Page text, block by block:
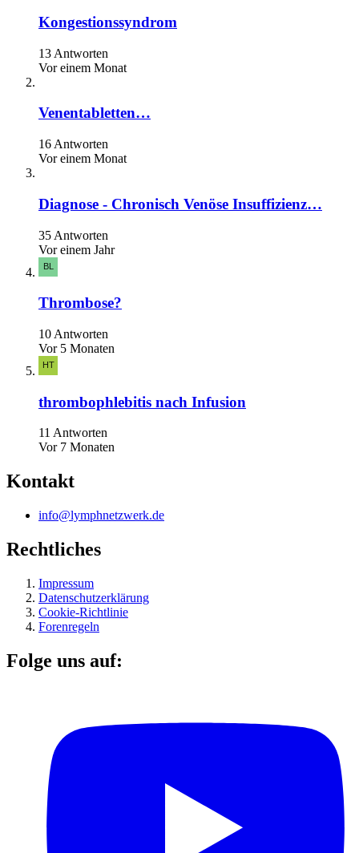
Kongestionssyndrom
13 Antworten
Vor einem Monat
Venentabletten…
16 Antworten
Vor einem Monat
Diagnose - Chronisch Venöse Insuffizienz…
35 Antworten
Vor einem Jahr
Thrombose?
10 Antworten
Vor 5 Monaten
thrombophlebitis nach Infusion
11 Antworten
Vor 7 Monaten
Kontakt
info@lymphnetzwerk.de
Rechtliches
Impressum
Datenschutzerklärung
Cookie-Richtlinie
Forenregeln
Folge uns auf: